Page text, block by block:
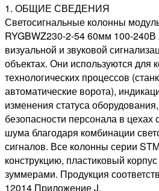
1. ОБЩИЕ СВЕДЕНИЯ
Светосигнальные колонны
RYGBWZ230-2-54 60мм 100-
визуальной и звуковой
объектах. Они используются для
технологических процессов
автоматические ворота),
изменения статуса
безопасности персонала в
шума благодаря комбинации
сигналов. Все колонны серии
конструкцию, пластиковый
зуммерами. Продукция
1­2014 Приложение J.